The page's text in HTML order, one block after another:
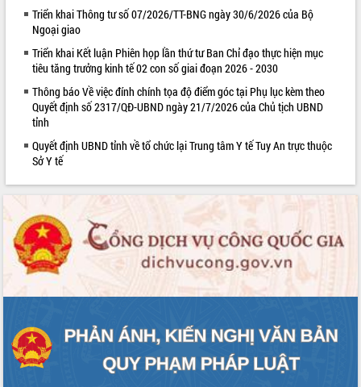
LIÊN KẾT WEB
Triển khai Thông tư số 07/2026/TT-BNG ngày 30/6/2026 của Bộ
Ngoại giao
Triển khai Kết luận Phiên họp lần thứ tư Ban Chỉ đạo thực hiện mục
tiêu tăng trưởng kinh tế 02 con số giai đoạn 2026 - 2030
Thông báo Về việc đính chính tọa độ điểm góc tại Phụ lục kèm theo
Quyết định số 2317/QĐ-UBND ngày 21/7/2026 của Chủ tịch UBND
tỉnh
Quyết định UBND tỉnh về tổ chức lại Trung tâm Y tế Tuy An trực thuộc
Sở Y tế